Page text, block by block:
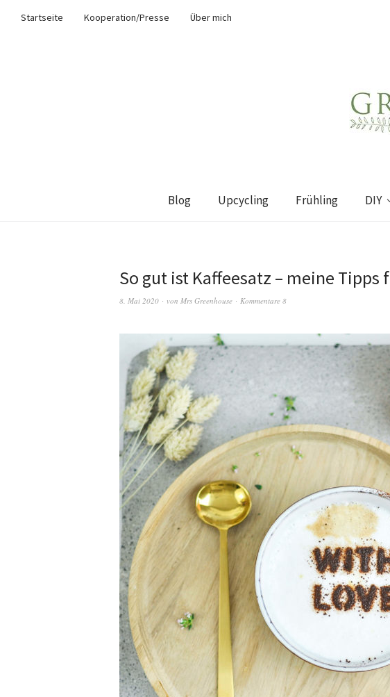
Startseite Kooperation/Presse
Über mich
Blog Upcycling Frühling DIY
So gut ist Kaffeesatz – meine Tipps
8. Mai 2020 von Mrs Greenhouse Kommentare 8